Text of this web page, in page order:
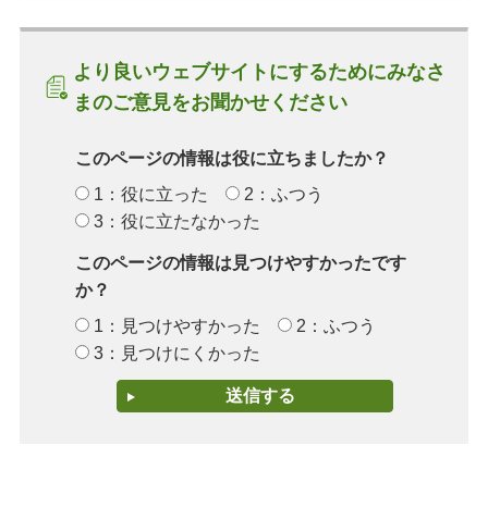
より良いウェブサイトにするためにみなさ
まのご意見をお聞かせください
このページの情報は役に立ちましたか？
1：役に立った
2：ふつう
3：役に立たなかった
このページの情報は見つけやすかったです
か？
1：見つけやすかった
2：ふつう
3：見つけにくかった